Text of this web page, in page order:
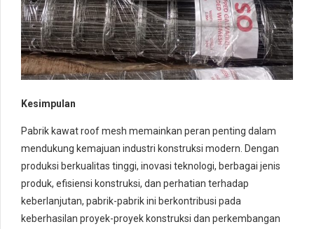
Kesimpulan
Pabrik kawat roof mesh memainkan peran penting dalam
mendukung kemajuan industri konstruksi modern. Dengan
produksi berkualitas tinggi, inovasi teknologi, berbagai jenis
produk, efisiensi konstruksi, dan perhatian terhadap
keberlanjutan, pabrik-pabrik ini berkontribusi pada
keberhasilan proyek-proyek konstruksi dan perkembangan